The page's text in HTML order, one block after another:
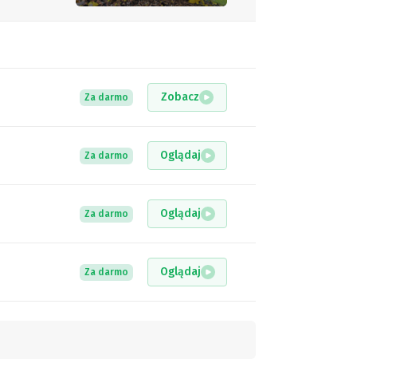
Za darmo Zobacz
Za darmo Oglądaj
Za darmo Oglądaj
Za darmo Oglądaj